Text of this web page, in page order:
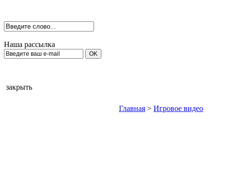
Наша рассылка
закрыть
Главная > Игровое видео